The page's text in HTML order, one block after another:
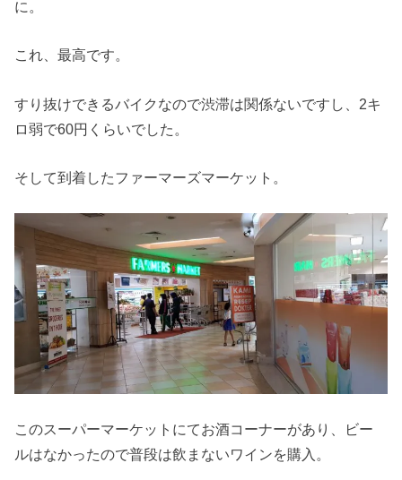
に。
これ、最高です。
すり抜けできるバイクなので渋滞は関係ないですし、2キ
ロ弱で60円くらいでした。
そして到着したファーマーズマーケット。
このスーパーマーケットにてお酒コーナーがあり、ビー
ルはなかったので普段は飲まないワインを購入。